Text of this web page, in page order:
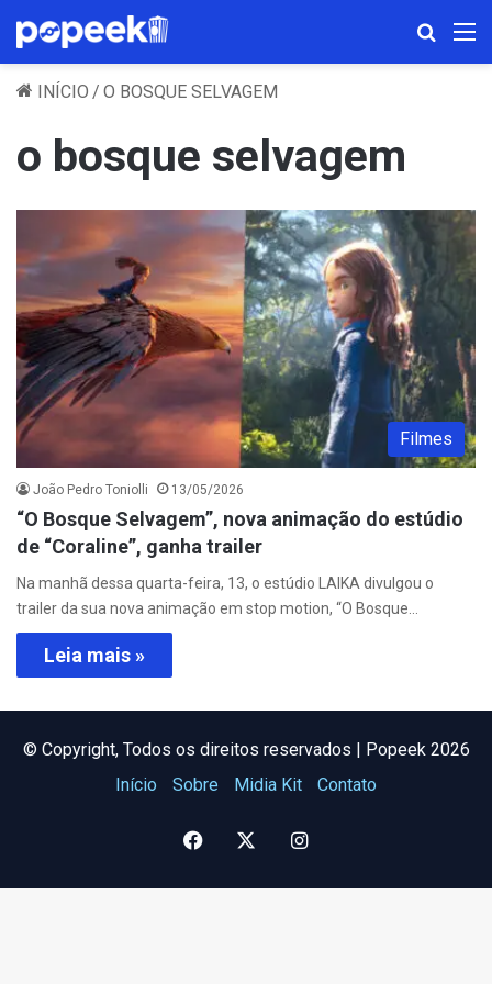
INÍCIO / O BOSQUE SELVAGEM
o bosque selvagem
Filmes
João Pedro Toniolli 13/05/2026
“O Bosque Selvagem”, nova animação do estúdio
de “Coraline”, ganha trailer
Na manhã dessa quarta-feira, 13, o estúdio LAIKA divulgou o
trailer da sua nova animação em stop motion, “O Bosque…
Leia mais »
©️ Copyright, Todos os direitos reservados | Popeek 2026
Início
Sobre Midia Kit Contato
Facebook Instagram